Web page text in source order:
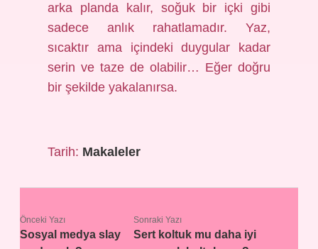
arka planda kalır, soğuk bir içki gibi
sadece anlık rahatlamadır. Yaz,
sıcaktır ama içindeki duygular kadar
serin ve taze de olabilir… Eğer doğru
bir şekilde yakalanırsa.
Tarih: Makaleler
Önceki Yazı
Sosyal medya slay
Sonraki Yazı
Sert koltuk mu daha iyi